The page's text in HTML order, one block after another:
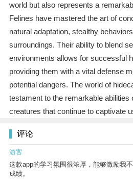
world but also represents a
Felines have mastered the art of
natural adaptation, stealthy
surroundings. Their ability to blend
environments allows for successful
providing them with a vital defense
potential dangers. The world of
testament to the remarkable abilities
creatures that continue to captivate
评论
游客
这款app的学习氛围很浓厚，能够激励我
成绩。